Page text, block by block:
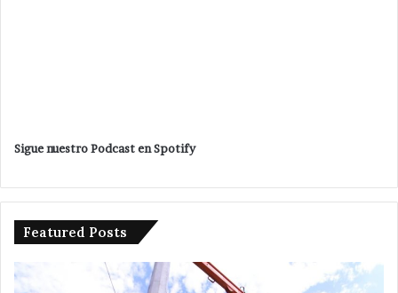
Sigue nuestro Podcast en Spotify
Featured Posts
Van
por